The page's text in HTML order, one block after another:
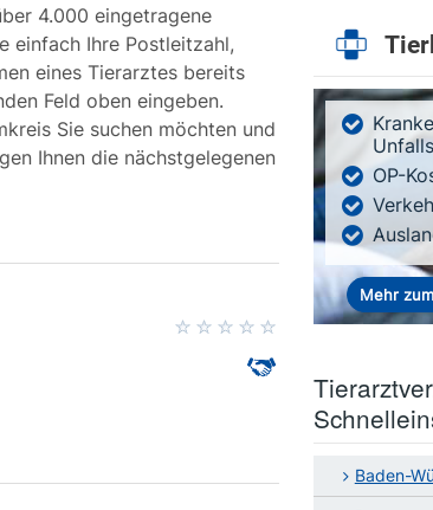
4.000 eingetragene
einfach Ihre Postleitzahl,
eines Tierarztes bereits
Feld oben eingeben.
Sie suchen möchten und
Ihnen die nächstgelegenen
OP-
Mehr
Baden-